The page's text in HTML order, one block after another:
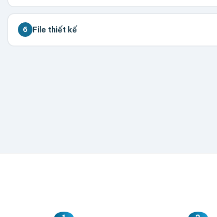
💡 Đặt càng nhiều giá càng tốt. Vui lòng liên hệ để
6 File thiết kế